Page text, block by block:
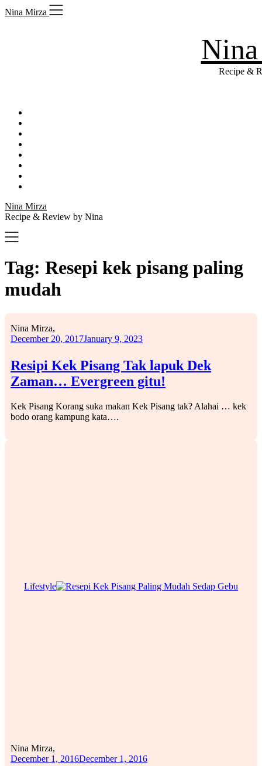
Skip
to
Nina Mirza
Recipe &
Nina Mirza
Recipe & Review by Nina
Tag: Resepi kek pisang paling
mudah
Resipi Kek Pisang Tak lapuk Dek
Zaman… Evergreen gitu!
Nina Mirza,
December 20, 2017January 9, 2023
Kek Pisang Korang suka makan Kek Pisang tak? Alahai … kek
bodo orang kampung kata….
Lifestyle
Nina Mirza,
December 1, 2016December 1, 2016